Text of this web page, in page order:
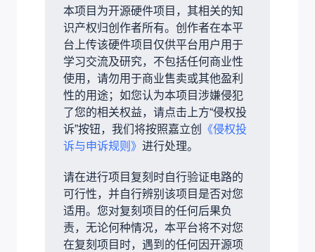
本项目为开源硬件项目，其相关的知
识产权归创作者所有。创作者在本平
台上传该硬件项目仅供平台用户用于
学习交流及研究，不包括任何商业性
使用，请勿用于商业售卖或其他盈利
性的用途；如您认为本项目涉嫌侵犯
了您的相关权益，请点击上方“侵权投
诉”按钮，我们将按照嘉立创
《侵权投
诉与申诉规则》 进行处理。
请在进行项目复刻时自行验证电路的
可行性，并自行辨别该项目是否对您
适用。您对复刻项目的任何后果负
责，无论何种情况，本平台将不对您
在复刻项目时，遇到的任何因开源项